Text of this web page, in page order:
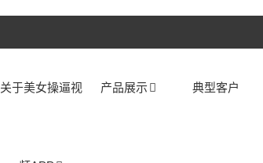
关于美女操逼视 产品展示 典型客户